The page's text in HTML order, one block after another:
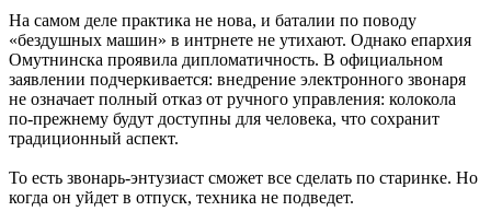
На самом деле практика не нова, и баталии по поводу
«бездушных машин» в интрнете не утихают. Однако епархия
Омутнинска проявила дипломатичность. В официальном
заявлении подчеркивается: внедрение электронного звонаря
не означает полный отказ от ручного управления: колокола
по-прежнему будут доступны для человека, что сохранит
традиционный аспект.
То есть звонарь-энтузиаст сможет все сделать по старинке. Но
когда он уйдет в отпуск, техника не подведет.